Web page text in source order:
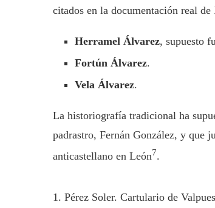
citados en la documentación real de
Herramel Álvarez, supuesto
Fortún Álvarez.
Vela Álvarez.
La historiografía tradicional ha
padrastro, Fernán González, y que
anticastellano en León7.
1. Pérez Soler. Cartulario de